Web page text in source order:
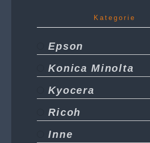
Kategorie
Epson
Konica Minolta
Kyocera
Ricoh
Inne